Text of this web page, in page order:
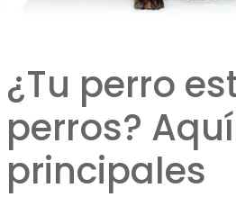
¿Tu perro
perros?
principales